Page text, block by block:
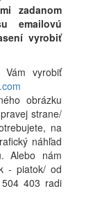
zadanom
emailovú
vyrobiť
vyrobiť
obrázku
strane/
na
náhľad
Alebo nám
- piatok/ od
403 radi